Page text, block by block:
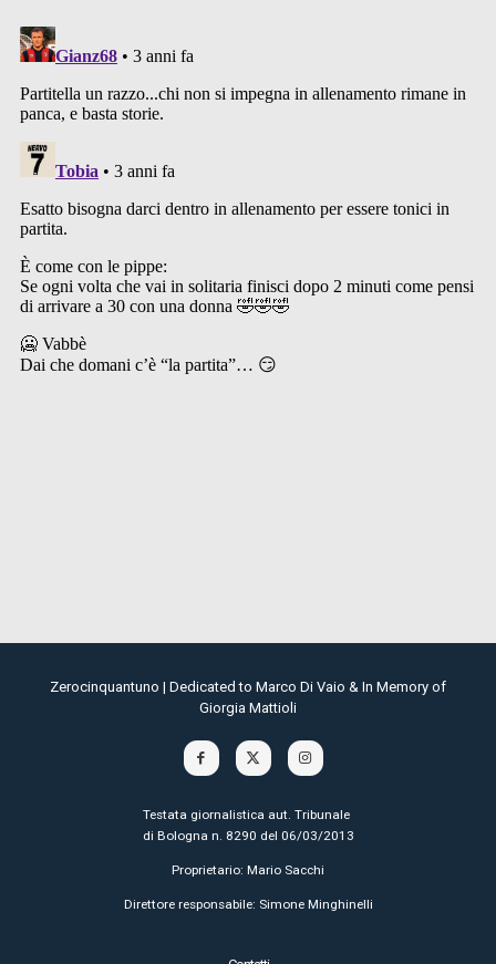
Zerocinquantuno | Dedicated to Marco Di Vaio & In Memory of
Giorgia Mattioli
Testata giornalistica aut. Tribunale
di Bologna n. 8290 del 06/03/2013
Proprietario: Mario Sacchi
Direttore responsabile: Simone Minghinelli